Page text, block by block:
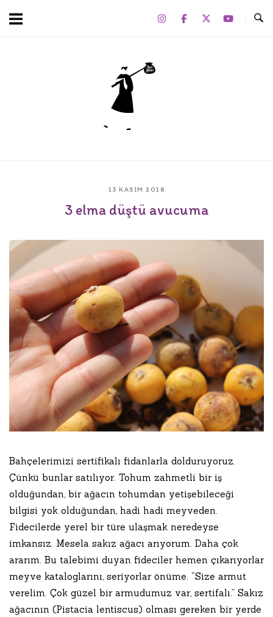
Home
13 KASIM 2018
3 elma düştü avucuma
Bahçelerimizi sertifikalı fidanlarla dolduruyoruz.
Çünkü bunlar satılıyor. Tohum zahmetli bir iş
olduğundan, bir ağacın tohumdan yetişebileceği
bilgisi yok olduğundan, hadi hadi meyveden.
Fidecilerde yerel bir türe ulaşmak neredeyse
imkansız. Mesela sakız ağacı arıyorum. Daha çok
ararım. Bu talebimi duyan fideciler hemen çıkarıyorlar
meyve kataloglarını, seriyorlar önüme. “Size armut
verelim. Çok güzel bir armudumuz var, sertifalı.” Sakız
ağacının (Pistacia lentiscus) olması gereken bir yerde